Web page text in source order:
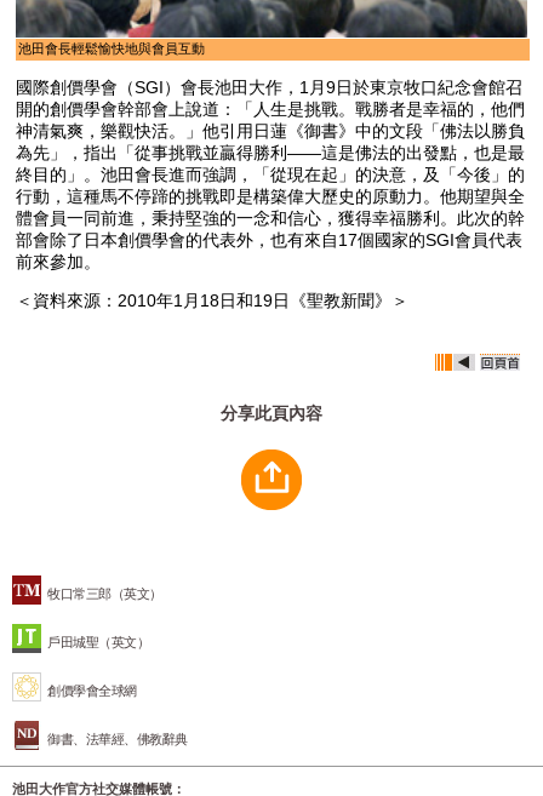
牧口常三郎（英文）
戶田城聖（英文）
創價學會全球網
御書、法華經、佛教辭典
池田大作官方社交媒體帳號：
池田會長輕鬆愉快地與會員互動
國際創價學會（SGI）會長池田大作，1月9日於東京牧口紀念會館召
開的創價學會幹部會上說道：「人生是挑戰。戰勝者是幸福的，他們
神清氣爽，樂觀快活。」他引用日蓮《御書》中的文段「佛法以勝負
為先」，指出「從事挑戰並贏得勝利——這是佛法的出發點，也是最
終目的」。池田會長進而強調，「從現在起」的決意，及「今後」的
行動，這種馬不停蹄的挑戰即是構築偉大歷史的原動力。他期望與全
體會員一同前進，秉持堅強的一念和信心，獲得幸福勝利。此次的幹
部會除了日本創價學會的代表外，也有來自17個國家的SGI會員代表
前來參加。
＜資料來源：2010年1月18日和19日《聖教新聞》＞
分享此頁內容